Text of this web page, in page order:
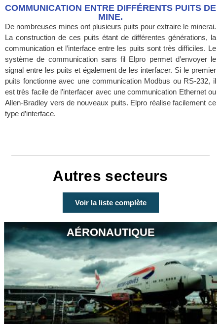
COMMUNICATION ENTRE DIFFÉRENTS PUITS DE
MINE.
De nombreuses mines ont plusieurs puits pour extraire le minerai.
La construction de ces puits étant de différentes générations, la
communication et l’interface entre les puits sont très difficiles. Le
système de communication sans fil Elpro permet d’envoyer le
signal entre les puits et également de les interfacer. Si le premier
puits fonctionne avec une communication Modbus ou RS-232, il
est très facile de l’interfacer avec une communication Ethernet ou
Allen-Bradley vers de nouveaux puits. Elpro réalise facilement ce
type d’interface.
Autres secteurs
Voir la liste complète
AÉRONAUTIQUE